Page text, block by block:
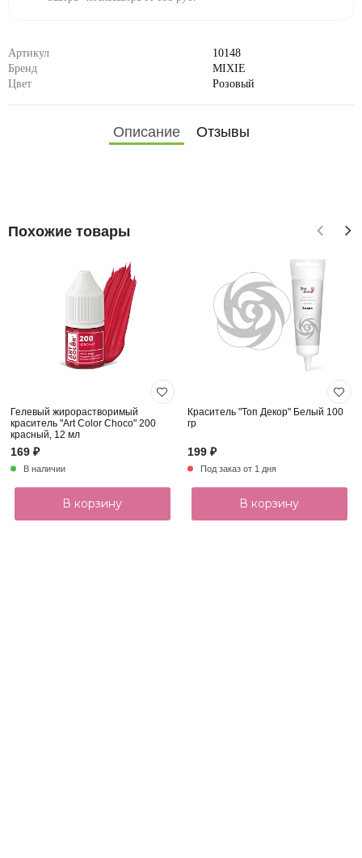
Артикул
10148
Бренд
MIXIE
Цвет
Розовый
Описание Отзывы
Похожие товары
Гелевый жирорастворимый
краситель "Art Color Choco" 200
красный, 12 мл
169 ₽
В наличии
В корзину
Краситель "Топ Декор" Белый 100
гр
199 ₽
Под заказ от 1 дня
В корзину